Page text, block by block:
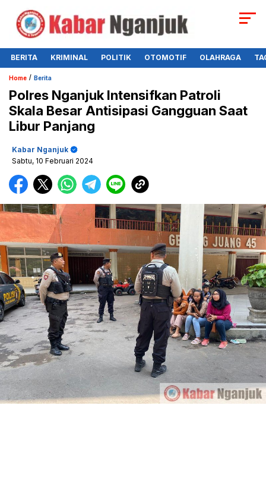
BERITA KRIMINAL POLITIK OTOMOTIF OLAHRAGA
Home / Berita
Polres Nganjuk Intensifkan Patroli
Skala Besar Antisipasi Gangguan Saat
Libur Panjang
Kabar Nganjuk
Sabtu, 10 Februari 2024